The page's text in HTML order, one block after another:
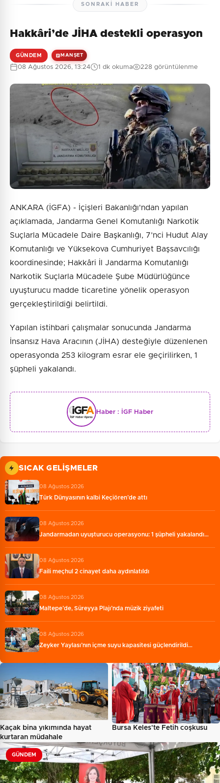
SONRAKI HABER
Hakkâri’de JİHA destekli operasyon
GÜNDEM MANŞET
08 Ağustos 2026, 13:24 1 dk okuma 228 görüntülenme
ANKARA (İGFA) - İçişleri Bakanlığı'ndan yapılan
açıklamada, Jandarma Genel Komutanlığı Narkotik
Suçlarla Mücadele Daire Başkanlığı, 7’nci Hudut Alay
Komutanlığı ve Yüksekova Cumhuriyet Başsavcılığı
koordinesinde; Hakkâri İl Jandarma Komutanlığı
Narkotik Suçlarla Mücadele Şube Müdürlüğünce
uyuşturucu madde ticaretine yönelik operasyon
gerçekleştirildiği belirtildi.
Yapılan istihbari çalışmalar sonucunda Jandarma
İnsansız Hava Aracının (JİHA) desteğiyle düzenlenen
operasyonda 253 kilogram esrar ele geçirilirken, 1
şüpheli yakalandı.
Haber : İGF Haber
SICAK GELIŞMELER
08 Ağustos 2026
Türk Dünyasının kalbi Keçiören’de attı
08 Ağustos 2026
Jandarmadan uyuşturucu operasyonu: 1 şüpheli yakalandı…
08 Ağustos 2026
Faili meçhul 2 cinayet daha aydınlatıldı
08 Ağustos 2026
Maltepe’de, Süreyya Plajı’nda müzik ziyafeti
08 Ağustos 2026
Zeyker Yaylası’nın içme suyu kapasitesi güçlendirildi…
Kaçak bina yıkımında hayat
kurtaran müdahale
Bursa Keles'te Fetih coşkusu
GÜNDEM